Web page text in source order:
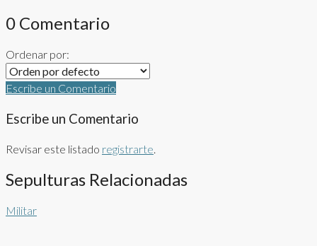
0 Comentario
Ordenar por:
Escribe un Comentario
Escribe un Comentario
Revisar este listado registrarte
Sepulturas Relacionadas
Militar